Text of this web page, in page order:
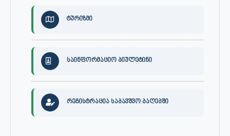
ტურიზმი
საინფორმაციო ბიულეტინი
რეგისტრაცია საბავშვო ბაღებში